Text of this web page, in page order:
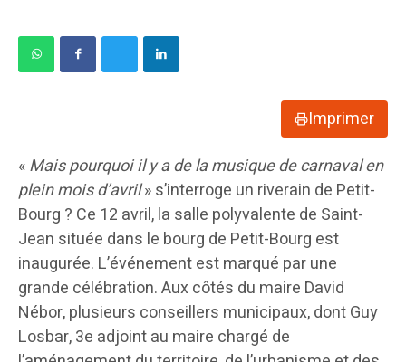
Imprimer
«Mais pourquoi il y a de la musique de carnaval en
plein mois d’avril» s’interroge un riverain de Petit-
Bourg ? Ce 12 avril, la salle polyvalente de Saint-
Jean située dans le bourg de Petit-Bourg est
inaugurée. L’événement est marqué par une
grande célébration. Aux côtés du maire David
Nébor, plusieurs conseillers municipaux, dont Guy
Losbar, 3e adjoint au maire chargé de